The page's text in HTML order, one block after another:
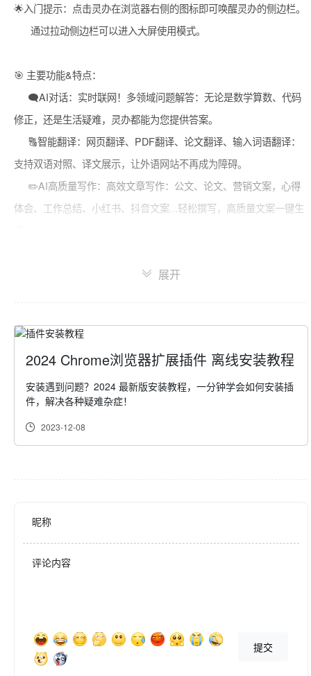
🌟入门提示：点击灵办在浏览器右侧的图标即可唤醒灵办的侧边栏。
🎯 主要功能&特点：
修正，还是生活疑难，灵办都能为您提供答案。
支持双语对照、译文展示，让外语网站不再成为障碍。
体会、工作总结、小红书、抖音文案...轻松撰写，高质量文案一键生
加便捷。
过程更加流畅。
📚 知识共享：
🌟 灵办的使命：
    🤗提升工作与学习效率，用一款工具解决您的多种需求，让信息获
取更加轻松，让工作学习更加高效。全心只为优化您的工作流，提高
💻 如何使用：
展开
2024 Chrome浏览器扩展插件 离线安装教程
安装遇到问题？2024 最新版安装教程，一分钟学会如何安装插
件，解决各种疑难杂症！
2023-12-08
昵称
评论内容
提交